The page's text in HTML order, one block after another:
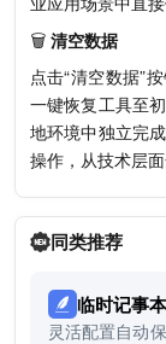
🗑️ 清空数据
点击“清空数据”
一键恢复工具至
地环境中独立完
操作，从技术层
同类推荐
临时记事本
灵活配置自动